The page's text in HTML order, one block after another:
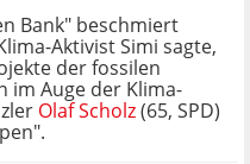
Bank" beschmiert
Aktivist Simi sagte,
der fossilen
im Auge der Klima-
Olaf Scholz(65, SPD)